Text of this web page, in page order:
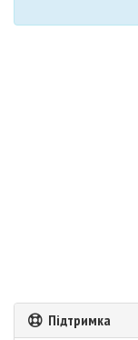
Підтримка